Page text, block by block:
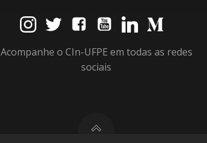
Acompanhe o CIn-UFPE em todas as redes
sociais